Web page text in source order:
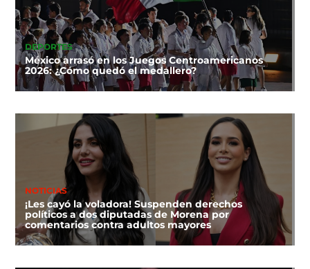
DEPORTES
México arrasó en los Juegos Centroamericanos
2026: ¿Cómo quedó el medallero?
NOTICIAS
¡Les cayó la voladora! Suspenden derechos
políticos a dos diputadas de Morena por
comentarios contra adultos mayores